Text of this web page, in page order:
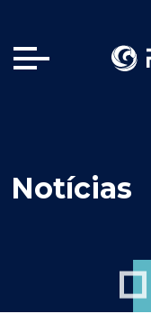
Notícias